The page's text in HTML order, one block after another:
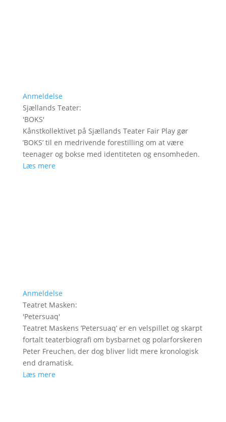
Anmeldelse
Sjællands Teater:
'BOKS'
Kånstkollektivet på Sjællands Teater Fair Play gør
’BOKS’ til en medrivende forestilling om at være
teenager og bokse med identiteten og ensomheden.
Læs mere
Anmeldelse
Teatret Masken:
'Petersuaq'
Teatret Maskens ’Petersuaq’ er en velspillet og skarpt
fortalt teaterbiografi om bysbarnet og polarforskeren
Peter Freuchen, der dog bliver lidt mere kronologisk
end dramatisk.
Læs mere